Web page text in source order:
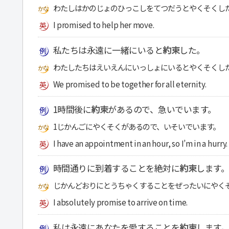
わたしはかのじょのひっこしをてつだうとやくそくし
I promised to help her move.
私たちは永遠に一緒にいると約束した。
わたしたちはえいえんにいっしょにいるとやくそくし
We promised to be together for all eternity.
1時間後に約束があるので、急いでいます。
1じかんごにやくそくがあるので、いそいでいます。
I have an appointment in an hour, so I’m in a hurry.
時間通りに到着することを絶対に約束します。
じかんどおりにとうちゃくすることをぜったいにやく
I absolutely promise to arrive on time.